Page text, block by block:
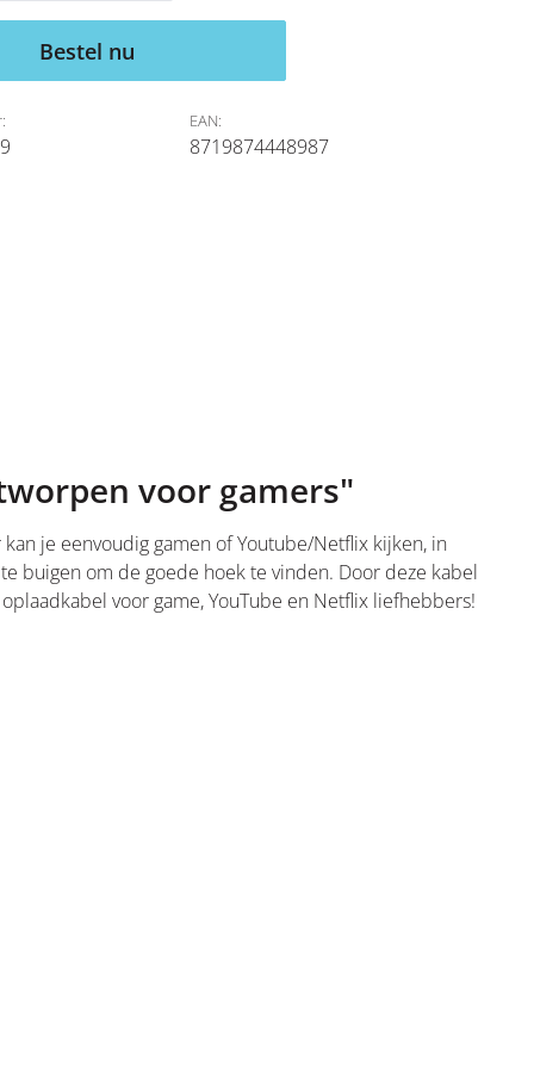
Bestel nu
EAN:
8719874448987
voor gamers"
je eenvoudig gamen of Youtube/Netflix kijken, in
buigen om de goede hoek te vinden. Door deze kabel
voor game, YouTube en Netflix liefhebbers!